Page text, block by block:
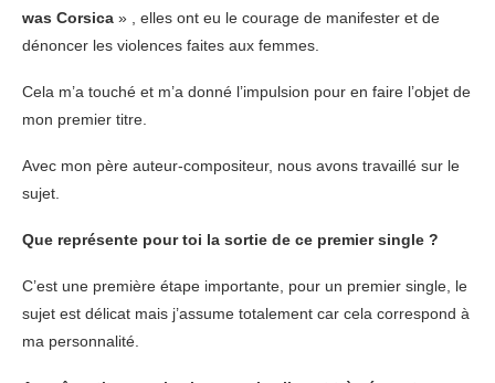
was Corsica » , elles ont eu le courage de manifester et de
dénoncer les violences faites aux femmes.
Cela m’a touché et m’a donné l’impulsion pour en faire l’objet de
mon premier titre.
Avec mon père auteur-compositeur, nous avons travaillé sur le
sujet.
Que représente pour toi la sortie de ce premier single ?
C’est une première étape importante, pour un premier single, le
sujet est délicat mais j’assume totalement car cela correspond à
ma personnalité.